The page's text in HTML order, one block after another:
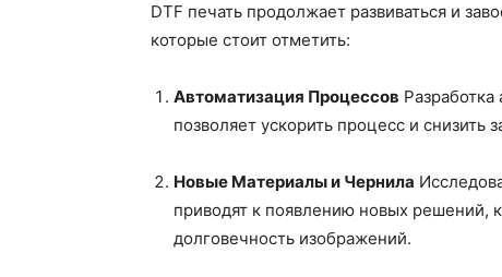
DTF печать продолжает развиваться и
которые стоит отметить:
Автоматизация Процессов
позволяет ускорить процесс и снизить
Новые Материалы и Чернила
приводят к появлению новых решений,
долговечность изображений.